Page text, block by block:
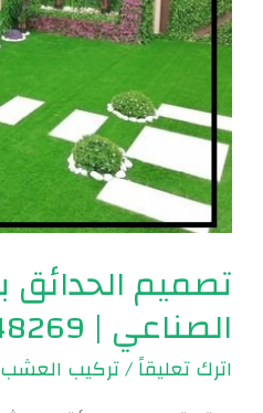
تصميم
الصناعي | 0560048269
اترك تعليقاً/تركيب